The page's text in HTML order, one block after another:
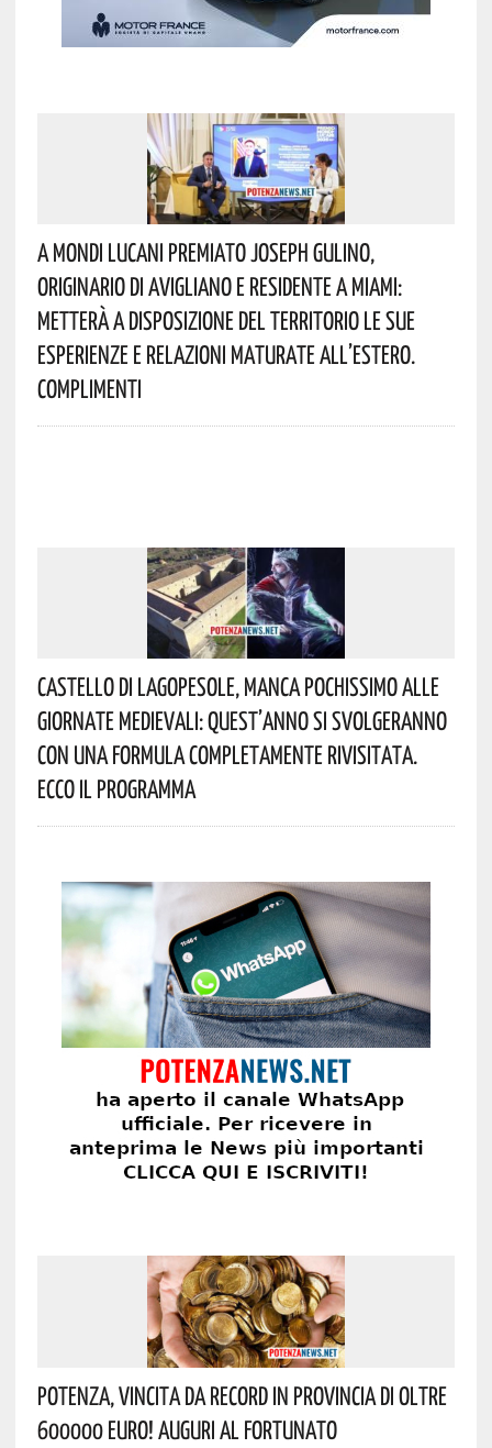
A Mondi Lucani Premiato Joseph Gulino,
Originario Di Avigliano E Residente A Miami:
Metterà A Disposizione Del Territorio Le Sue
Esperienze E Relazioni Maturate All’estero.
Complimenti
Castello Di Lagopesole, Manca Pochissimo Alle
Giornate Medievali: Quest’anno Si Svolgeranno
Con Una Formula Completamente Rivisitata.
Ecco Il Programma
Potenza, Vincita Da Record In Provincia Di Oltre
600000 Euro! Auguri Al Fortunato